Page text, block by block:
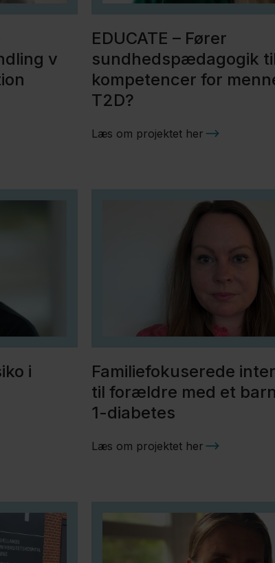
v
EDUCATE – Fører
sundhedspædagogik
kompetencer for
T2D?
Læs om projektet her
i
Familiefokuserede
til forældre med et
1-diabetes
Læs om projektet her